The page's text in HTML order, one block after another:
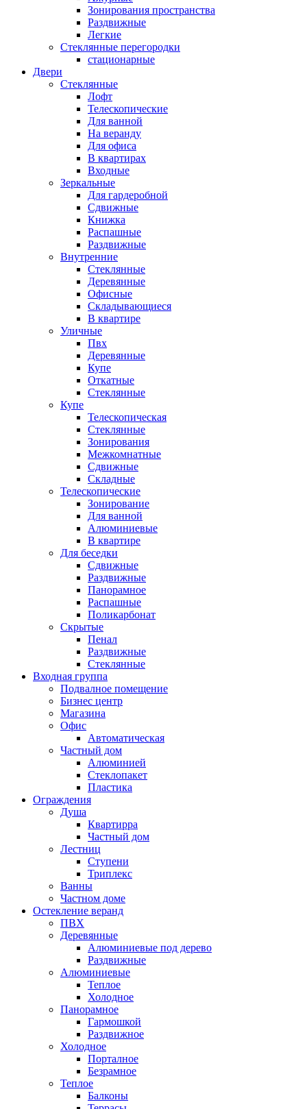
Зонирования пространства
Раздвижные
Легкие
Стеклянные перегородки
стационарные
Двери
Стеклянные
Лофт
Телескопические
Для ванной
На веранду
Для офиса
В квартирах
Входные
Зеркальные
Для гардеробной
Сдвижные
Книжка
Распашные
Раздвижные
Внутренние
Стеклянные
Деревянные
Офисные
Складывающиеся
В квартире
Уличные
Пвх
Деревянные
Купе
Откатные
Стеклянные
Купе
Телескопическая
Стеклянные
Зонирования
Межкомнатные
Сдвижные
Складные
Телескопические
Зонирование
Для ванной
Алюминиевые
В квартире
Для беседки
Сдвижные
Раздвижные
Панорамное
Распашные
Поликарбонат
Скрытые
Пенал
Раздвижные
Стеклянные
Входная группа
Подвалное помещение
Бизнес центр
Магазина
Офис
Автоматическая
Частный дом
Алюминией
Стеклопакет
Пластика
Ограждения
Душа
Квартирра
Частный дом
Лестниц
Ступени
Триплекс
Ванны
Частном доме
Остекление веранд
ПВХ
Деревянные
Алюминиевые под дерево
Раздвижные
Алюминиевые
Теплое
Холодное
Панорамное
Гармошкой
Раздвижное
Холодное
Порталное
Безрамное
Теплое
Балконы